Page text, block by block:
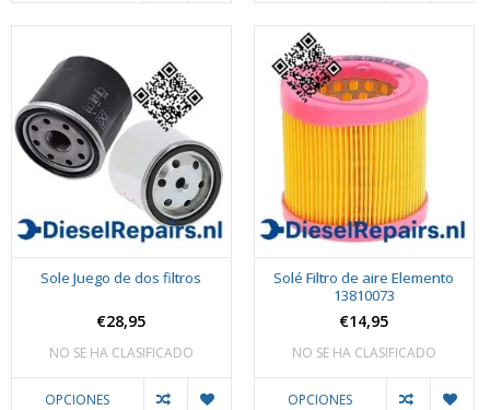
Sole Juego de dos filtros
€28,95
NO SE HA CLASIFICADO
OPCIONES
Solé Filtro de aire Elemento
13810073
€14,95
NO SE HA CLASIFICADO
OPCIONES